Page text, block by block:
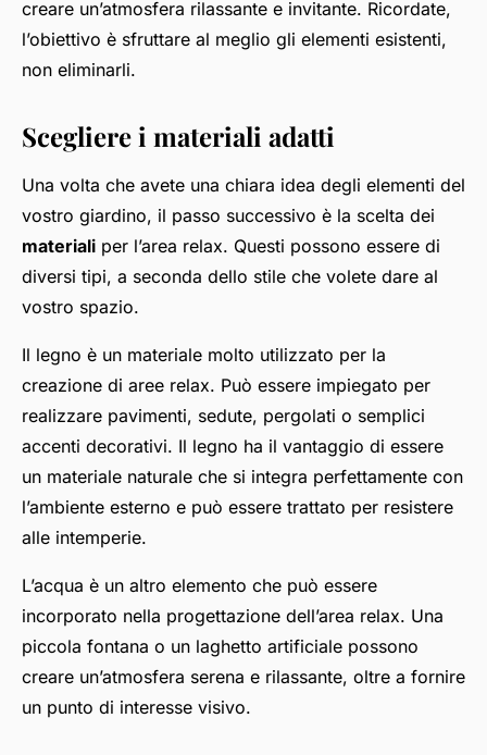
creare un’atmosfera rilassante e invitante. Ricordate,
l’obiettivo è sfruttare al meglio gli elementi esistenti,
non eliminarli.
Scegliere i materiali adatti
Una volta che avete una chiara idea degli elementi del
vostro giardino, il passo successivo è la scelta dei
materiali per l’area relax. Questi possono essere di
diversi tipi, a seconda dello stile che volete dare al
vostro spazio.
Il legno è un materiale molto utilizzato per la
creazione di aree relax. Può essere impiegato per
realizzare pavimenti, sedute, pergolati o semplici
accenti decorativi. Il legno ha il vantaggio di essere
un materiale naturale che si integra perfettamente con
l’ambiente esterno e può essere trattato per resistere
alle intemperie.
L’acqua è un altro elemento che può essere
incorporato nella progettazione dell’area relax. Una
piccola fontana o un laghetto artificiale possono
creare un’atmosfera serena e rilassante, oltre a fornire
un punto di interesse visivo.